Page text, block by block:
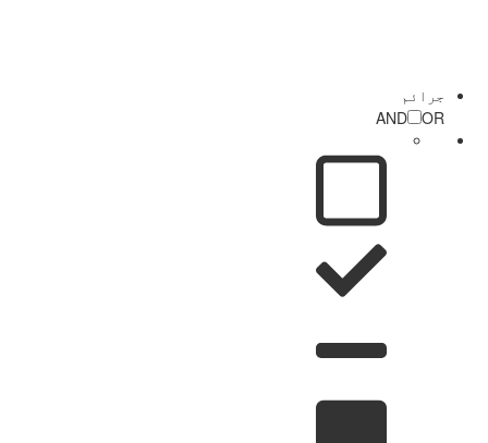
جرائم
AND
OR